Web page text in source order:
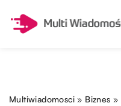
Multiwiadomosci » Biznes »